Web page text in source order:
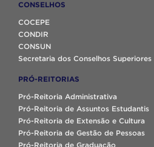
CONSELHOS
COCEPE
CONDIR
CONSUN
Secretaria dos Conselhos Superiores
PRÓ-REITORIAS
Pró-Reitoria Administrativa
Pró-Reitoria de Assuntos Estudantis
Pró-Reitoria de Extensão e Cultura
Pró-Reitoria de Gestão de Pessoas
Pró-Reitoria de Graduação